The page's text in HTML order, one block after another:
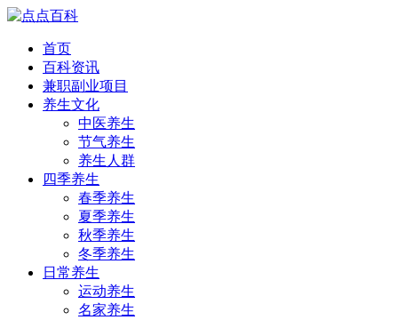
首页
百科资讯
兼职副业项目
养生文化
中医养生
节气养生
养生人群
四季养生
春季养生
夏季养生
秋季养生
冬季养生
日常养生
运动养生
名家养生